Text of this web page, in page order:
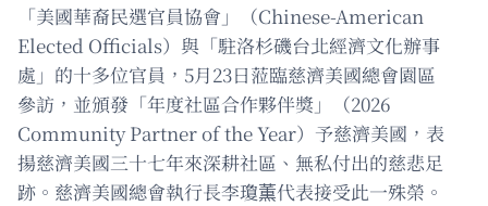
「美國華裔民選官員協會」（Chinese-American
Elected Officials）與「駐洛杉磯台北經濟文化辦事
處」的十多位官員，5月23日蒞臨慈濟美國總會園區
參訪，並頒發「年度社區合作夥伴獎」（2026
Community Partner of the Year）予慈濟美國，表
揚慈濟美國三十七年來深耕社區、無私付出的慈悲足
跡。慈濟美國總會執行長李瓊薫代表接受此一殊榮。